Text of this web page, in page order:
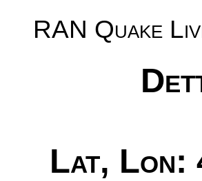
RAN Quake
Lat, Lon: